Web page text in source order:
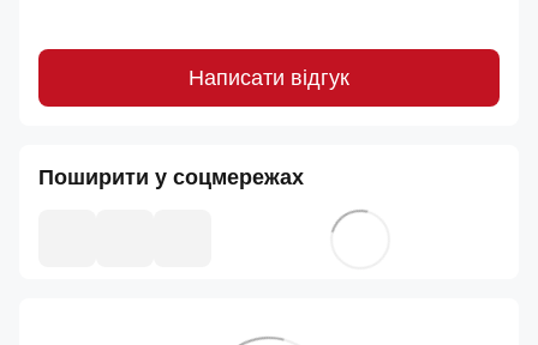
Написати відгук
Поширити у соцмережах